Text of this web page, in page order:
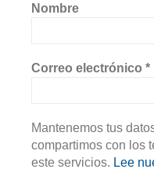
Nombre
Correo electrónico *
Mantenemos tus
compartimos con los
este servicios. Lee